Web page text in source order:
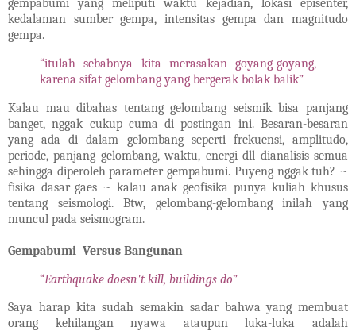
gempabumi yang meliputi waktu kejadian, lokasi episenter,
kedalaman sumber gempa, intensitas gempa dan magnitudo
gempa.
“itulah sebabnya kita merasakan goyang-goyang,
karena sifat gelombang yang bergerak bolak balik”
Kalau mau dibahas tentang gelombang seismik bisa panjang
banget, nggak cukup cuma di postingan ini. Besaran-besaran
yang ada di dalam gelombang seperti frekuensi, amplitudo,
periode, panjang gelombang, waktu, energi dll dianalisis semua
sehingga diperoleh parameter gempabumi. Puyeng nggak tuh? ~
fisika dasar gaes ~ kalau anak geofisika punya kuliah khusus
tentang seismologi. Btw, gelombang-gelombang inilah yang
muncul pada seismogram.
Gempabumi Versus Bangunan
“Earthquake doesn't kill, buildings do”
Saya harap kita sudah semakin sadar bahwa yang membuat
orang kehilangan nyawa ataupun luka-luka adalah